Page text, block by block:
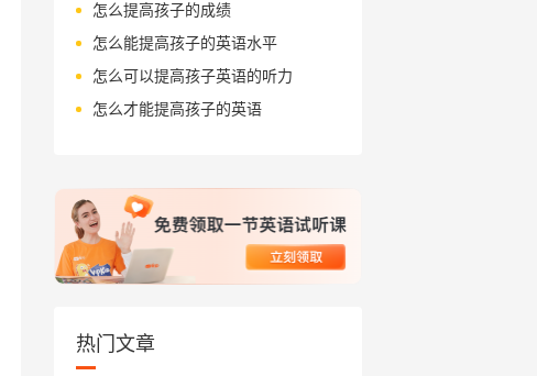
怎么提高孩子的成绩
怎么能提高孩子的英语水平
怎么可以提高孩子英语的听力
怎么才能提高孩子的英语
热门文章